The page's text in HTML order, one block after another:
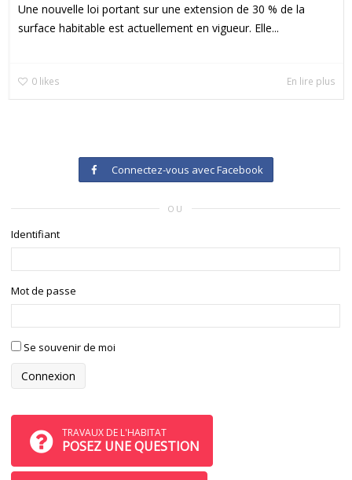
Une nouvelle loi portant sur une extension de 30 % de la
surface habitable est actuellement en vigueur. Elle...
0 likes En lire plus
Connectez-vous avec Facebook
OU
Identifiant
Mot de passe
Se souvenir de moi
TRAVAUX DE L'HABITAT
POSEZ UNE QUESTION